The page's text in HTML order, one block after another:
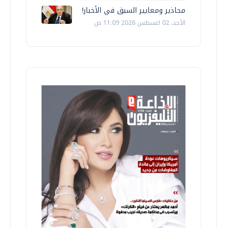
محاذير ومعايير السبق في الأخبار!
الأحد، 02 اغسطس 2026 11:09 ص